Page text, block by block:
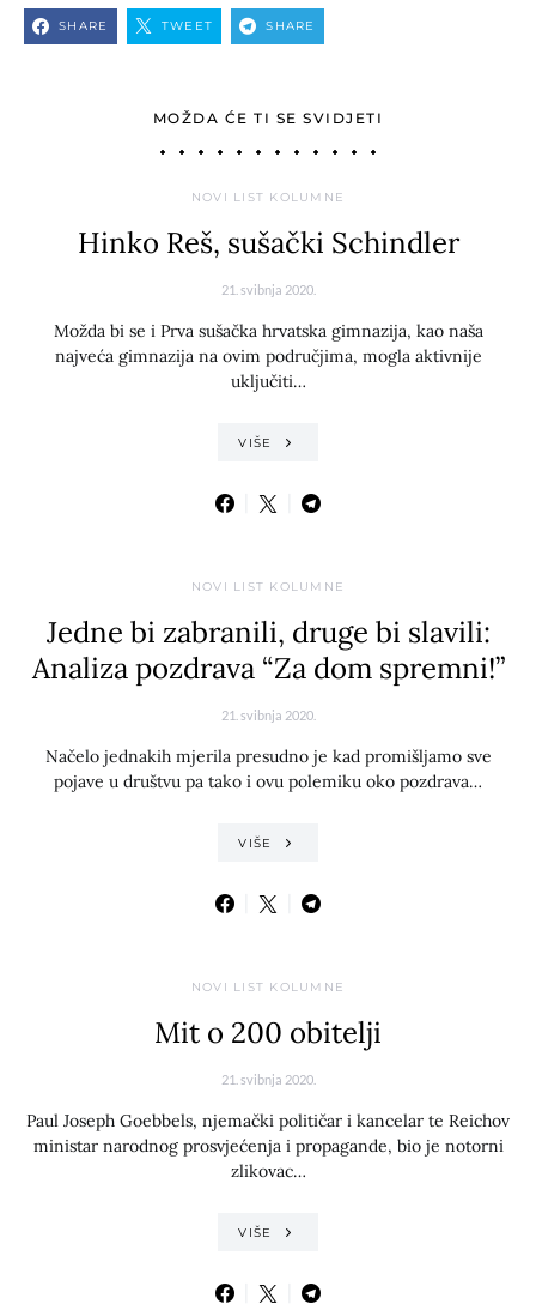
SHARE TWEET SHARE
MOŽDA ĆE TI SE SVIDJETI
NOVI LIST KOLUMNE
Hinko Reš, sušački Schindler
21. svibnja 2020.
Možda bi se i Prva sušačka hrvatska gimnazija, kao naša
najveća gimnazija na ovim područjima, mogla aktivnije
uključiti…
VIŠE
NOVI LIST KOLUMNE
Jedne bi zabranili, druge bi slavili:
Analiza pozdrava “Za dom spremni!”
21. svibnja 2020.
Načelo jednakih mjerila presudno je kad promišljamo sve
pojave u društvu pa tako i ovu polemiku oko pozdrava…
VIŠE
NOVI LIST KOLUMNE
Mit o 200 obitelji
21. svibnja 2020.
Paul Joseph Goebbels, njemački političar i kancelar te Reichov
ministar narodnog prosvjećenja i propagande, bio je notorni
zlikovac…
VIŠE